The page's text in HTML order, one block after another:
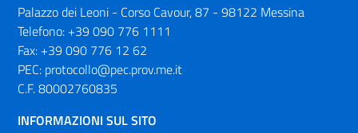
Palazzo dei Leoni - Corso Cavour, 87 - 98122 Messina
Telefono: +39 090 776 1111
Fax: +39 090 776 12 62
PEC: protocollo@pec.prov.me.it
C.F. 80002760835
INFORMAZIONI SUL SITO